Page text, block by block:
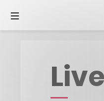
Live